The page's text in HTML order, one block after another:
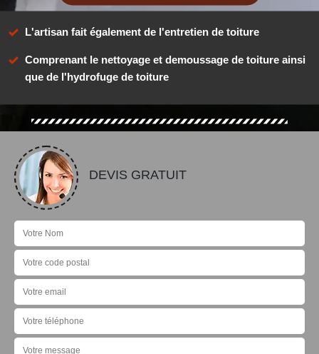
L'artisan fait également de l'entretien de toiture
Comprenant le nettoyage et demoussage de toiture ainsi
que de l'hydrofuge de toiture
DEVIS GRATUIT